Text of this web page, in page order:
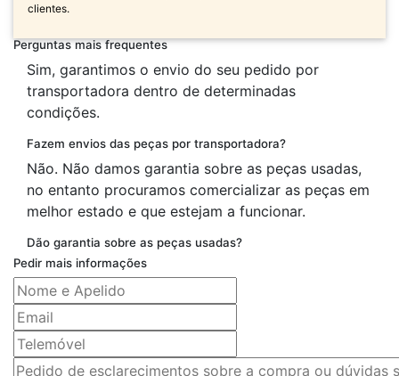
clientes.
Perguntas mais frequentes
Sim, garantimos o envio do seu pedido por
transportadora dentro de determinadas
condições.
Fazem envios das peças por transportadora?
Não. Não damos garantia sobre as peças usadas,
no entanto procuramos comercializar as peças em
melhor estado e que estejam a funcionar.
Dão garantia sobre as peças usadas?
Pedir mais informações